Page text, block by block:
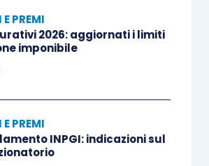
in cuil’attività dell’influencer è
presenza di agenzie.
dell’influencer come lavoratore
della Corte d’Appello del 2023,
approccio definitorio astratto
PREMI
2026: aggiornati i limiti
imponibile
PREMI
INPGI: indicazioni sul